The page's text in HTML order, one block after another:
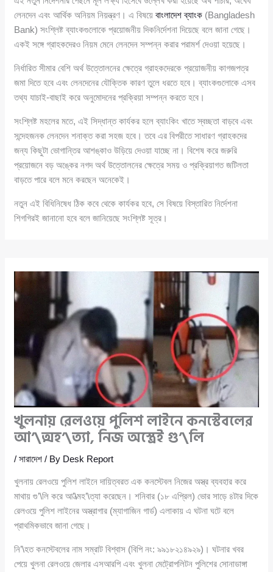
লেনদেন এবং আর্থিক অনিয়ম নিয়ন্ত্রণ। এ বিষয়েবাংলাদেশ ব্যাংক (Bangladesh
Bank) সংশ্লিষ্ট ব্যাংকগুলোকে প্রয়োজনীয় দিকনির্দেশনা দিয়েছে বলে জানা গেছে।
একই সঙ্গে গ্রাহকদেরও নিয়ম মেনে লেনদেন সম্পন্ন করার পরামর্শ দেওয়া হয়েছে।
নির্ধারিত সীমার বেশি অর্থ উত্তোলনের ক্ষেত্রে গ্রাহকদেরকে প্রয়োজনীয় কাগজপত্র
জমা দিতে হবে এবং লেনদেনের যৌক্তিক কারণ তুলে ধরতে হবে। ব্যাংকগুলোকে এসব
তথ্য যাচাই-বাছাই করে অনুমোদনের প্রক্রিয়া সম্পন্ন করতে হবে।
সংশ্লিষ্ট মহলের মতে, এই সিদ্ধান্ত কার্যকর হলে ব্যাংকিং খাতে স্বচ্ছতা বাড়বে এবং
সন্দেহজনক লেনদেন শনাক্ত করা সহজ হবে। তবে এর বিপরীতে সাধারণ গ্রাহকদের
জন্য কিছুটা ভোগান্তির আশঙ্কাও উড়িয়ে দেওয়া যাচ্ছে না। বিশেষ করে জরুরি
প্রয়োজনে বড় অঙ্কের নগদ অর্থ উত্তোলনের ক্ষেত্রে সময় ও প্রক্রিয়াগত জটিলতা
বাড়তে পারে বলে মনে করছেন অনেকেই।
নতুন এই বিধিনিষেধ ঠিক কবে থেকে কার্যকর হবে, সে বিষয়ে বিস্তারিত নির্দেশনা
শিগগিরই জানানো হবে বলে জানিয়েছে সংশ্লিষ্ট সূত্র।
খুলনায় রেলওয়ে পুলিশ লাইনে কনস্টেবলের
আ’\ত্মহ’\ত্যা, নিজ অস্ত্রেই গু’\লি
/সারাদেশ / By Desk Report
খুলনায় রেলওয়ে পুলিশ লাইনে দায়িত্বরত এক কনস্টেবল নিজের অস্ত্র ব্যবহার করে
মাথায় গু’\লি করে আ’\ত্মহ’\ত্যা করেছেন। শনিবার (১৮ এপ্রিল) ভোর সাড়ে ৪টার দিকে
রেলওয়ে পুলিশ লাইনের অস্ত্রাগার (ম্যাগাজিন গার্ড) এলাকায় এ ঘটনা ঘটে বলে
প্রাথমিকভাবে জানা গেছে।
নি’\হত কনস্টেবলের নাম সম্রাট বিশ্বাস (বিপি নং: ৯৯১৮২১৪৯২৯)। ঘটনার খবর
পেয়ে খুলনা রেলওয়ে জেলার এসআরপি এবং খুলনা মেট্রোপলিটন পুলিশের সোনাডাঙ্গা